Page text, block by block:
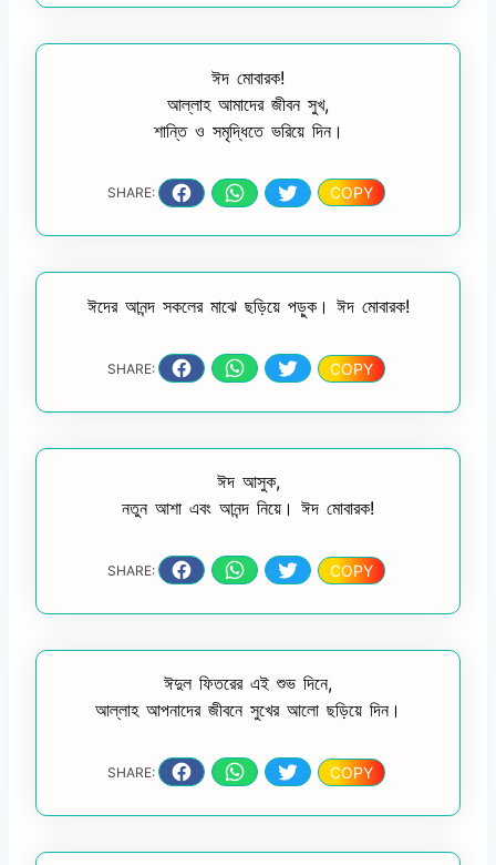
ঈদ মোবারক!
আল্লাহ আমাদের জীবন সুখ,
শান্তি ও সমৃদ্ধিতে ভরিয়ে দিন।
SHARE: COPY
ঈদের আনন্দ সকলের মাঝে ছড়িয়ে পড়ুক। ঈদ মোবারক!
SHARE: COPY
ঈদ আসুক,
নতুন আশা এবং আনন্দ নিয়ে। ঈদ মোবারক!
SHARE: COPY
ঈদুল ফিতরের এই শুভ দিনে,
আল্লাহ আপনাদের জীবনে সুখের আলো ছড়িয়ে দিন।
SHARE: COPY